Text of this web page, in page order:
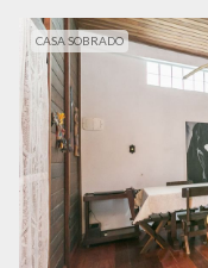
CASA SOBRADO